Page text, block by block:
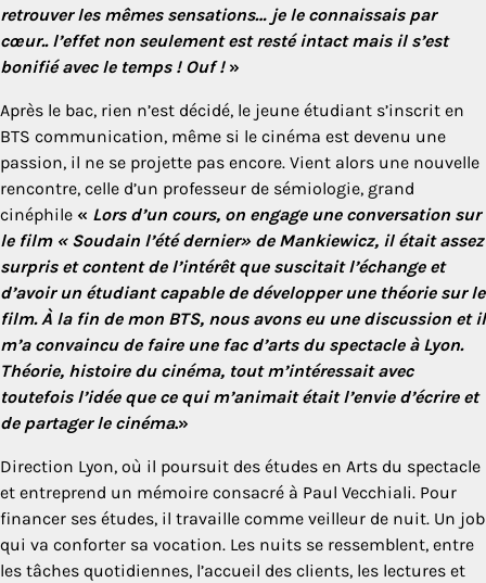
retrouver les mêmes sensations… je le connaissais par
cœur.. l’effet non seulement est resté intact mais il s’est
bonifié avec le temps ! Ouf ! »
Après le bac, rien n’est décidé, le jeune étudiant s’inscrit en
BTS communication, même si le cinéma est devenu une
passion, il ne se projette pas encore. Vient alors une nouvelle
rencontre, celle d’un professeur de sémiologie, grand
cinéphile « Lors d’un cours, on engage une conversation sur
le film « Soudain l’été dernier» de Mankiewicz, il était assez
surpris et content de l’intérêt que suscitait l’échange et
d’avoir un étudiant capable de développer une théorie sur le
film. À la fin de mon BTS, nous avons eu une discussion et il
m’a convaincu de faire une fac d’arts du spectacle à Lyon.
Théorie, histoire du cinéma, tout m’intéressait avec
toutefois l’idée que ce qui m’animait était l’envie d’écrire et
de partager le cinéma.»
Direction Lyon, où il poursuit des études en Arts du spectacle
et entreprend un mémoire consacré à Paul Vecchiali. Pour
financer ses études, il travaille comme veilleur de nuit. Un job
qui va conforter sa vocation. Les nuits se ressemblent, entre
les tâches quotidiennes, l’accueil des clients, les lectures et